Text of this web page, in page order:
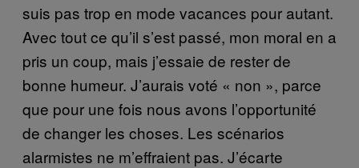
suis pas trop en mode vacances pour autant.
Avec tout ce qu’il s’est passé, mon moral en a
pris un coup, mais j’essaie de rester de
bonne humeur. J’aurais voté « non », parce
que pour une fois nous avons l’opportunité
de changer les choses. Les scénarios
alarmistes ne m’effraient pas. J’écarte